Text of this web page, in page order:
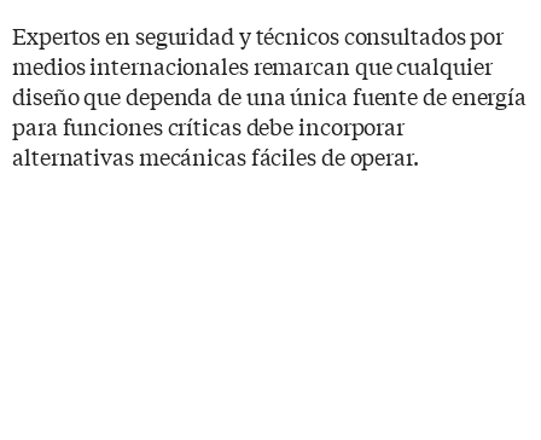
Expertos en seguridad y técnicos consultados por
medios internacionales remarcan que cualquier
diseño que dependa de una única fuente de energía
para funciones críticas debe incorporar
alternativas mecánicas fáciles de operar.